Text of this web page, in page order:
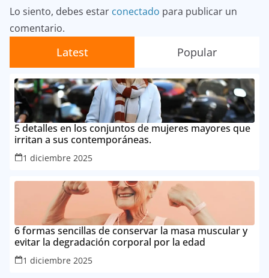
Lo siento, debes estar conectado para publicar un
comentario.
Latest Popular
5 detalles en los conjuntos de mujeres mayores que
irritan a sus contemporáneas.
1 diciembre 2025
6 formas sencillas de conservar la masa muscular y
evitar la degradación corporal por la edad
1 diciembre 2025